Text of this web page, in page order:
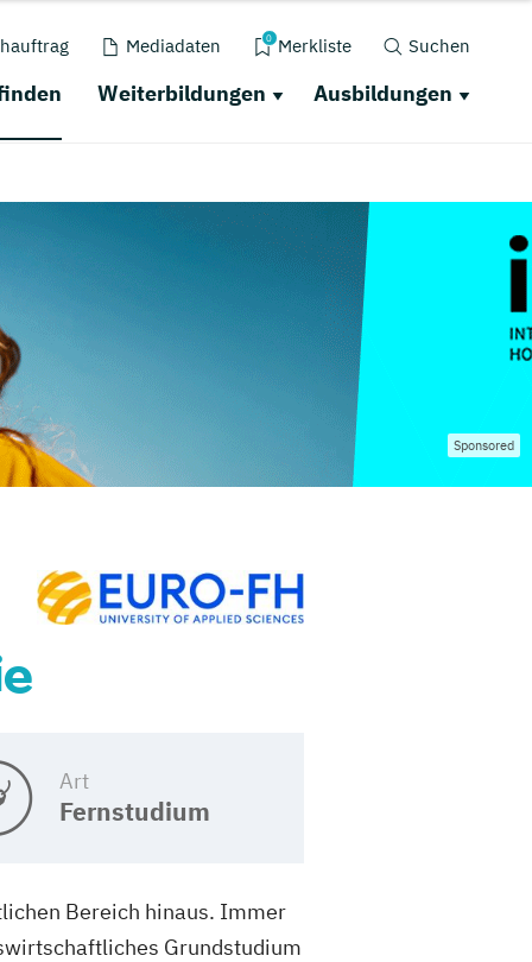
Mediadaten 0 Merkliste Suchen
Weiterbildungen Ausbildungen
Sponsored
Art
Fernstudium
Bereich hinaus. Immer
Grundstudium